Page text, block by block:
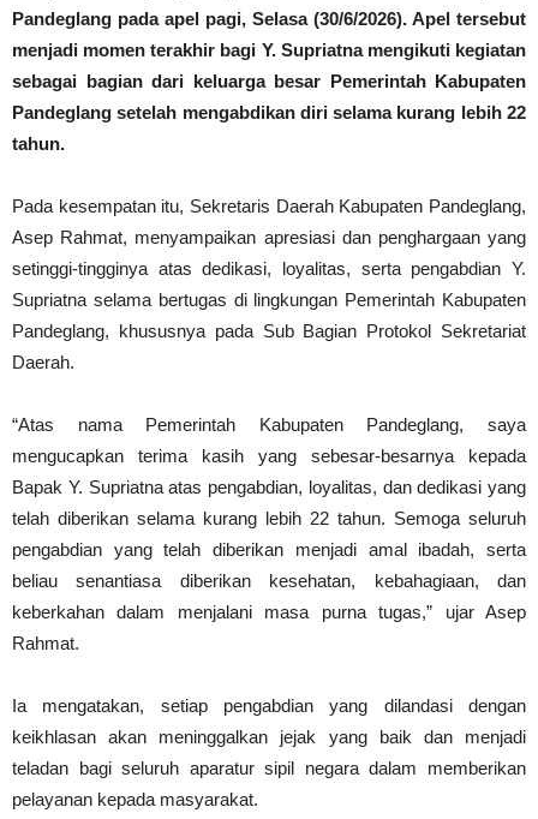
Pandeglang pada apel pagi, Selasa (30/6/2026). Apel tersebut
menjadi momen terakhir bagi Y. Supriatna mengikuti kegiatan
sebagai bagian dari keluarga besar Pemerintah Kabupaten
Pandeglang setelah mengabdikan diri selama kurang lebih 22
tahun.
Pada kesempatan itu, Sekretaris Daerah Kabupaten Pandeglang,
Asep Rahmat, menyampaikan apresiasi dan penghargaan yang
setinggi-tingginya atas dedikasi, loyalitas, serta pengabdian Y.
Supriatna selama bertugas di lingkungan Pemerintah Kabupaten
Pandeglang, khususnya pada Sub Bagian Protokol Sekretariat
Daerah.
“Atas nama Pemerintah Kabupaten Pandeglang, saya
mengucapkan terima kasih yang sebesar-besarnya kepada
Bapak Y. Supriatna atas pengabdian, loyalitas, dan dedikasi yang
telah diberikan selama kurang lebih 22 tahun. Semoga seluruh
pengabdian yang telah diberikan menjadi amal ibadah, serta
beliau senantiasa diberikan kesehatan, kebahagiaan, dan
keberkahan dalam menjalani masa purna tugas,” ujar Asep
Rahmat.
Ia mengatakan, setiap pengabdian yang dilandasi dengan
keikhlasan akan meninggalkan jejak yang baik dan menjadi
teladan bagi seluruh aparatur sipil negara dalam memberikan
pelayanan kepada masyarakat.